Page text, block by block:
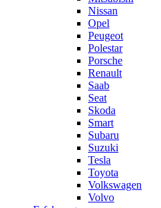
Nissan
Opel
Peugeot
Polestar
Porsche
Renault
Saab
Seat
Skoda
Smart
Subaru
Suzuki
Tesla
Toyota
Volkswagen
Volvo